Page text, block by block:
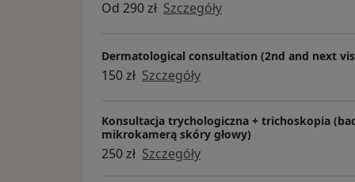
Stale podnoszę swoje kwalifikacje
zagranicznych konferencjach i
oraz medycyny estetycznej.
Tylko w tym roku byłam uczestnikiem
AMWK Monaco
WHRS Texas, USA
EADV Amsterdam, Holandia
Od 290 zł Szczegóły
Dermatological consultation (2nd and next
150 zł Szczegóły
Konsultacja trychologiczna + trichoskopia
mikrokamerą skóry głowy)
250 zł Szczegóły